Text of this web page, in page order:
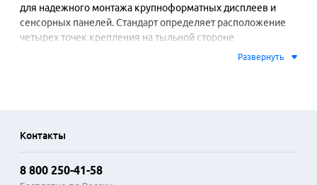
для надежного монтажа крупноформатных дисплеев и
сенсорных панелей. Стандарт определяет расположение
четырех точек крепления на тыльной стороне
Данные кронштейны совместимы с телевизорами,
профессиональными мониторами и информационными
Развернуть
Контакты
8 800 250-41-58